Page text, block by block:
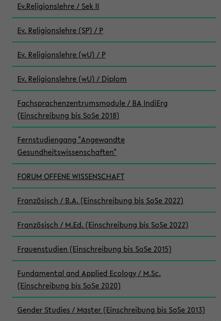
Ev.Religionslehre / Sek II
Ev. Religionslehre (SP) / P
Ev. Religionslehre (wU) / P
Ev. Religionslehre (wU) / Diplom
Fachsprachenzentrumsmodule / BA IndiErg
(Einschreibung bis SoSe 2018)
Fernstudiengang "Angewandte
Gesundheitswissenschaften"
FORUM OFFENE WISSENSCHAFT
Französisch / B.A. (Einschreibung bis SoSe 2022)
Französisch / M.Ed. (Einschreibung bis SoSe 2022)
Frauenstudien (Einschreibung bis SoSe 2015)
Fundamental and Applied Ecology / M.Sc.
(Einschreibung bis SoSe 2020)
Gender Studies / Master (Einschreibung bis SoSe 2013)